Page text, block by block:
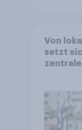
Von
setzt